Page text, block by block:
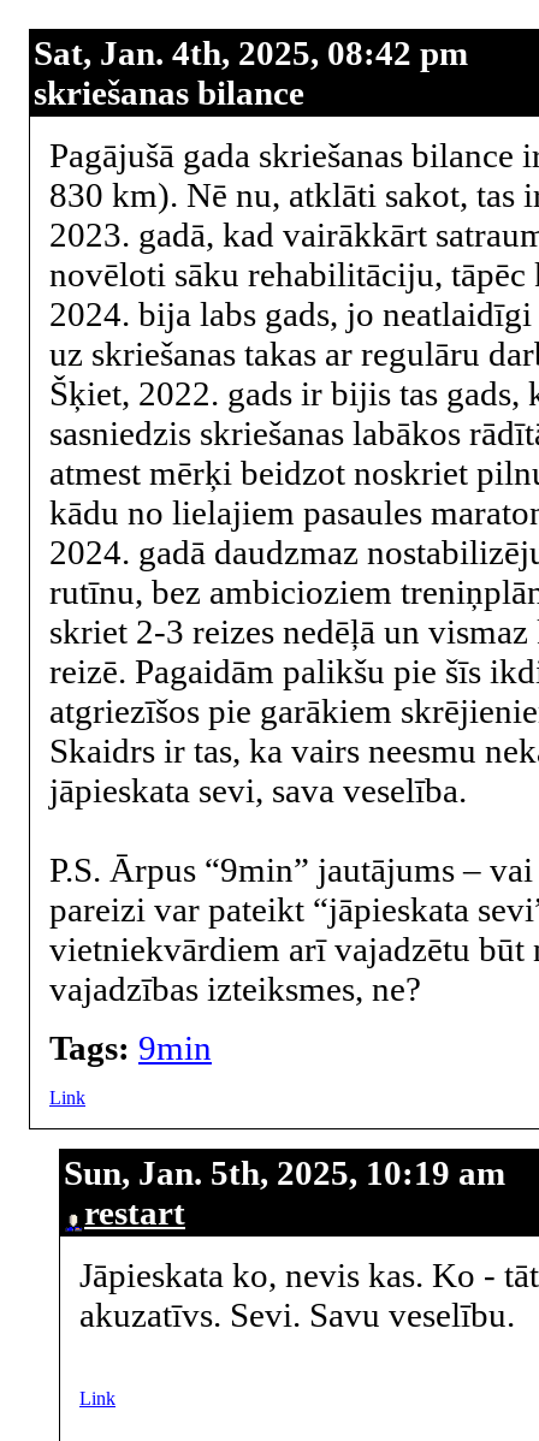
Sat, Jan. 4th, 2025, 08:42 pm
skriešanas bilance
Pagājušā gada skriešanas bilance
830 km). Nē nu, atklāti sakot, tas
2023. gadā, kad vairākkārt
novēloti sāku rehabilitāciju, tāpēc
2024. bija labs gads, jo
uz skriešanas takas ar regulāru
Šķiet, 2022. gads ir bijis tas gads,
sasniedzis skriešanas labākos
atmest mērķi beidzot noskriet
kādu no lielajiem pasaules
2024. gadā daudzmaz
rutīnu, bez ambicioziem
skriet 2-3 reizes nedēļā un
reizē. Pagaidām palikšu pie šīs
atgriezīšos pie garākiem
Skaidrs ir tas, ka vairs neesmu
jāpieskata sevi, sava veselība.
P.S. Ārpus “9min” jautājums –
pareizi var pateikt “jāpieskata
vietniekvārdiem arī vajadzētu būt
vajadzības izteiksmes, ne?
Tags: 9min
Link
Sun, Jan. 5th, 2025, 10:19 am
restart
Jāpieskata ko, nevis kas. Ko -
akuzatīvs. Sevi. Savu veselību.
Link